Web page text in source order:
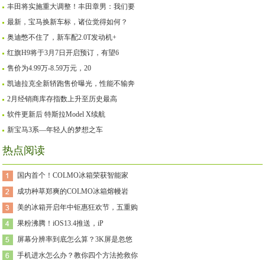
丰田将实施重大调整！丰田章男：我们要
最新，宝马换新车标，诸位觉得如何？
奥迪憋不住了，新车配2.0T发动机+
红旗H9将于3月7日开启预订，有望6
售价为4.99万-8.59万元，20
凯迪拉克全新轿跑售价曝光，性能不输奔
2月经销商库存指数上升至历史最高
软件更新后 特斯拉Model X续航
新宝马3系—年轻人的梦想之车
热点阅读
国内首个！COLMO冰箱荣获智能家
成功种草郑爽的COLMO冰箱熔幔岩
美的冰箱开启年中钜惠狂欢节，五重购
果粉沸腾！iOS13.4推送，iP
屏幕分辨率到底怎么算？3K屏是忽悠
手机进水怎么办？教你四个方法抢救你